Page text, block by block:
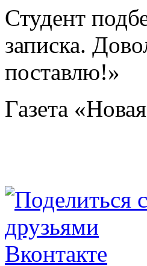
Студент
записка.
поставлю!»
Газета